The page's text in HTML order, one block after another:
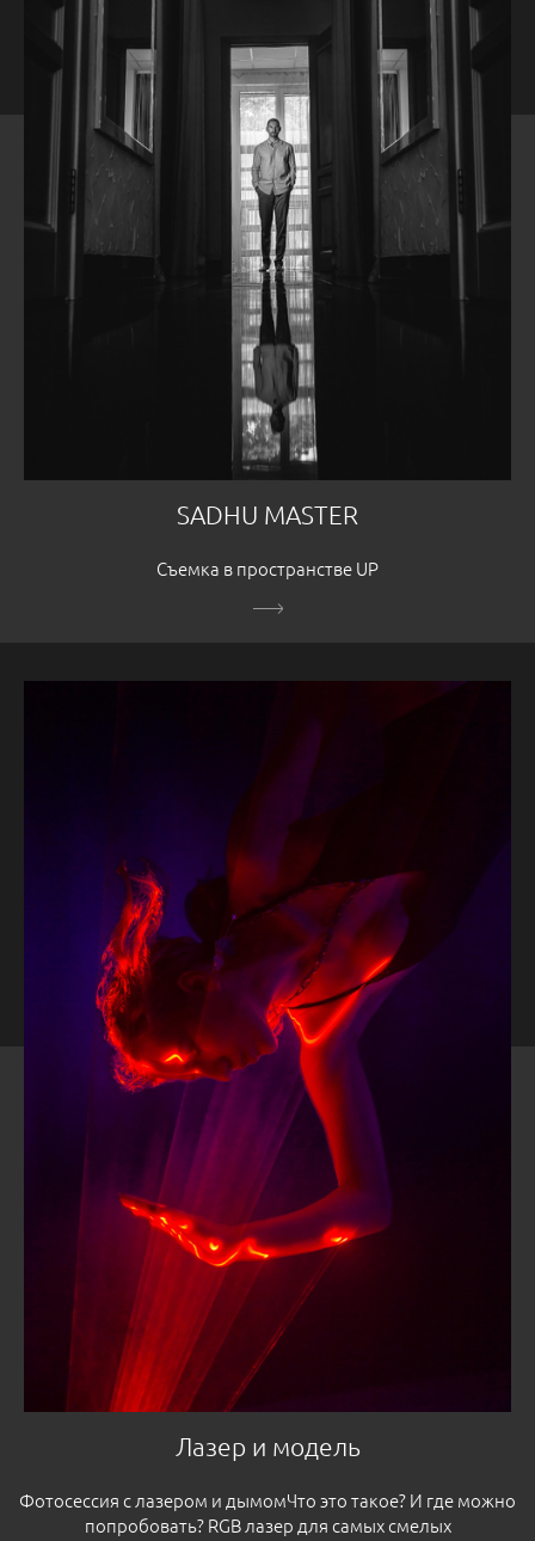
SADHU MASTER
Съемка в пространстве UP
Лазер и модель
Фотосессия с лазером и дымомЧто это такое? И где можно
попробовать? RGB лазер для самых смелых